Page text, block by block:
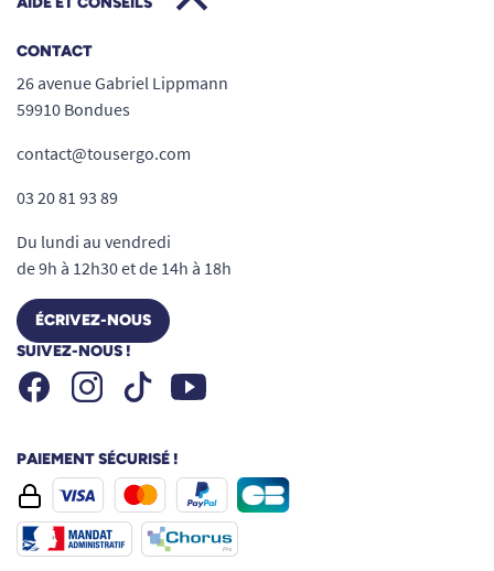
CONTACT
26 avenue Gabriel Lippmann
59910 Bondues
contact@tousergo.com
03 20 81 93 89
Du lundi au vendredi
de 9h à 12h30 et de 14h à 18h
ÉCRIVEZ-NOUS
SUIVEZ-NOUS !
FacebookInstagramTiktok Youtube
PAIEMENT SÉCURISÉ !